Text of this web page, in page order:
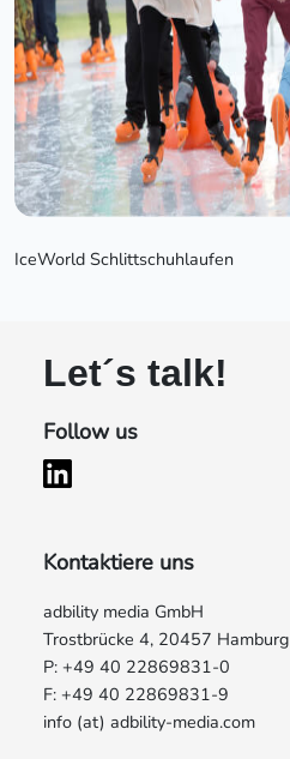
IceWorld Schlittschuhlaufen
Let´s talk!
Follow us
Kontaktiere uns
adbility media GmbH
Trostbrücke 4, 20457 Hamburg
P: +49 40 22869831-0
F: +49 40 22869831-9
info (at) adbility-media.com